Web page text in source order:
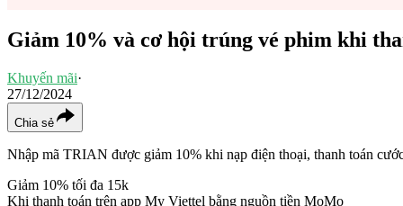
Giảm 10% và cơ hội trúng vé phim khi
Khuyến mãi·
27/12/2024
Chia sẻ
Nhập mã TRIAN được giảm 10% khi nạp điện thoại, thanh toán
Giảm 10% tối đa 15k
Khi thanh toán trên app My Viettel bằng nguồn tiền MoMo